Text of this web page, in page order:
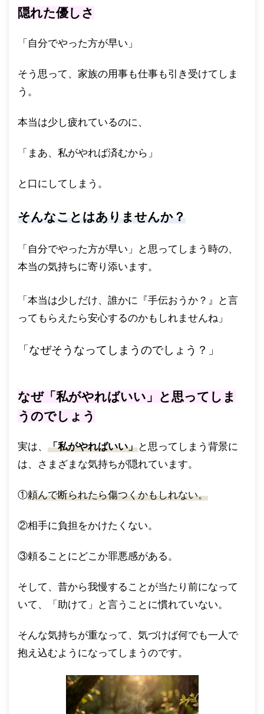
隠れた優しさ
「自分でやった方が早い」
そう思って、家族の用事も仕事も引き受けてしま
う。
本当は少し疲れているのに、
「まあ、私がやれば済むから」
と口にしてしまう。
そんなことはありませんか？
「自分でやった方が早い」と思ってしまう時の、
本当の気持ちに寄り添います。
「本当は少しだけ、誰かに『手伝おうか？』と言
ってもらえたら安心するのかもしれませんね」
「なぜそうなってしまうのでしょう？」
なぜ「私がやればいい」と思ってしま
うのでしょう
実は、 「私がやればいい」と思ってしまう背景に
は、さまざまな気持ちが隠れています。
①頼んで断られたら傷つくかもしれない。
②相手に負担をかけたくない。
③頼ることにどこか罪悪感がある。
そして、昔から我慢することが当たり前になって
いて、「助けて」と言うことに慣れていない。
そんな気持ちが重なって、気づけば何でも一人で
抱え込むようになってしまうのです。